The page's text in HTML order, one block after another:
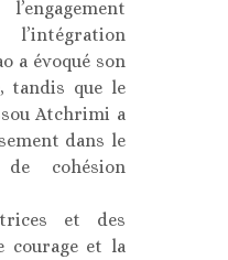
a évoqué son
tandis que le
Atchrimi a
dans le
cohésion
et des
courage et la